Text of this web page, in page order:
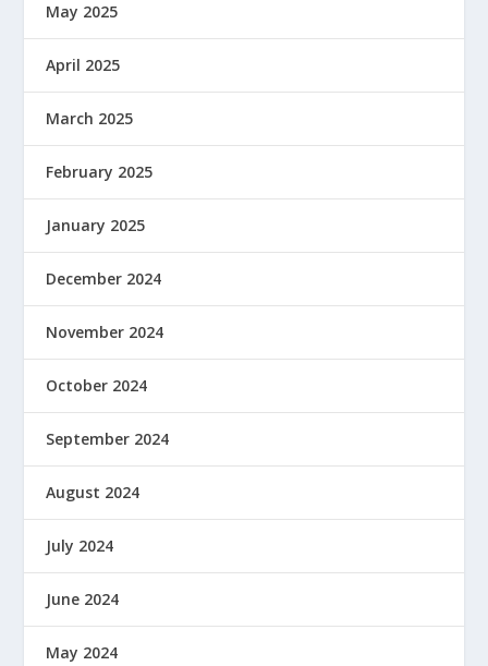
May 2025
April 2025
March 2025
February 2025
January 2025
December 2024
November 2024
October 2024
September 2024
August 2024
July 2024
June 2024
May 2024